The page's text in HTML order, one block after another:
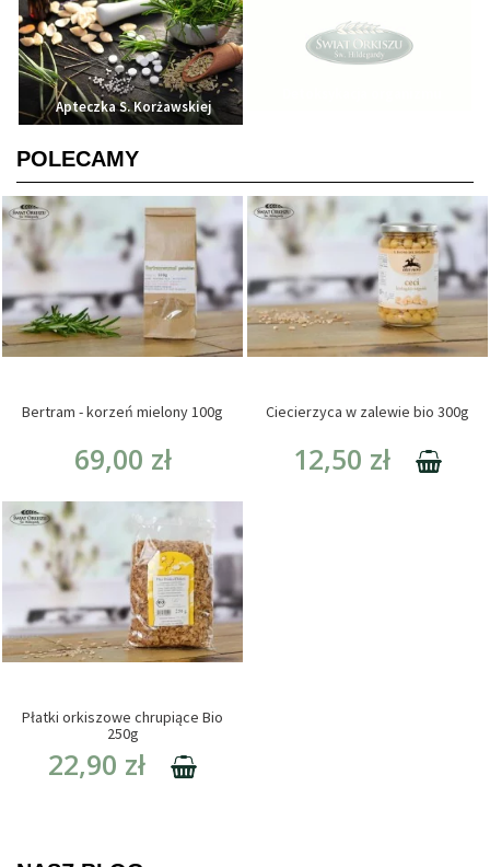
Apteczka S. Korżawskiej
POLECAMY
Bertram - korzeń mielony 100g
69,00 zł
Ciecierzyca w zalewie bio 300g
12,50 zł
Płatki orkiszowe chrupiące Bio
250g
22,90 zł